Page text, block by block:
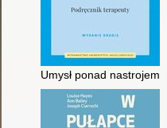
Umysł ponad nastrojem